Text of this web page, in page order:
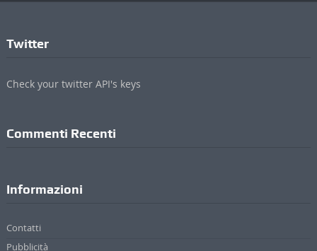
Twitter
Check your twitter API's keys
Commenti Recenti
Informazioni
Contatti
Pubblicità